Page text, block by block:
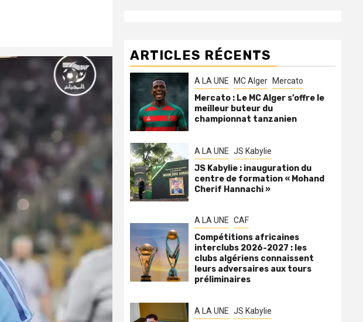
ARTICLES RÉCENTS
A LA UNE MC Alger Mercato
Mercato : Le MC Alger s’offre le
meilleur buteur du
championnat tanzanien
A LA UNE JS Kabylie
JS Kabylie : inauguration du
centre de formation « Mohand
Cherif Hannachi »
A LA UNE CAF
Compétitions africaines
interclubs 2026-2027 : les
clubs algériens connaissent
leurs adversaires aux tours
préliminaires
A LA UNE JS Kabylie